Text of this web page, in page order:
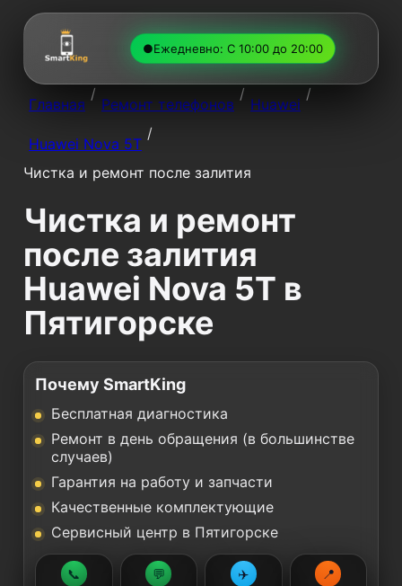
●Ежедневно: С 10:00 до 20:00
Главная
/
Ремонт телефонов
/
Huawei
/
Huawei Nova 5T
/
Чистка и ремонт после залития
Чистка и ремонт
после залития
Huawei Nova 5T в
Пятигорске
Почему SmartKing
Бесплатная диагностика
Ремонт в день обращения (в большинстве
случаев)
Гарантия на работу и запчасти
Качественные комплектующие
Сервисный центр в Пятигорске
📞 💬 ✈️ 📍